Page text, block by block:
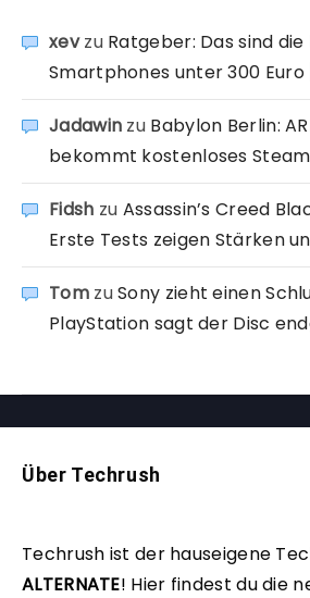
xevzu Ratgeber: Das sind
Smartphones unter 300 Euro
Jadawin zu Babylon Berlin:
bekommt kostenloses
Fidsh zu Assassin’s Creed
Erste Tests zeigen Stärken
TomzuSony zieht einen
PlayStation sagt der Disc
Über Techrush
Techrush ist der hauseigene
ALTERNATE! Hier findest du die